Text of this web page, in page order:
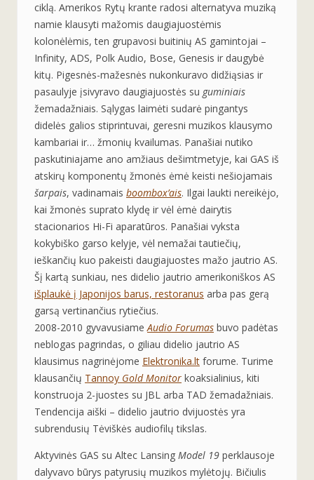
ciklą. Amerikos Rytų krante radosi alternatyva muziką
namie klausyti mažomis daugiajuostėmis
kolonėlėmis, ten grupavosi buitinių AS gamintojai –
Infinity, ADS, Polk Audio, Bose, Genesis ir daugybė
kitų. Pigesnės-mažesnės nukonkuravo didžiąsias ir
pasaulyje įsivyravo daugiajuostės su guminiais
žemadažniais. Sąlygas laimėti sudarė pingantys
didelės galios stiprintuvai, geresni muzikos klausymo
kambariai ir… žmonių kvailumas. Panašiai nutiko
paskutiniajame ano amžiaus dešimtmetyje, kai GAS iš
atskirų komponentų žmonės ėmė keisti nešiojamais
šarpais, vadinamais boombox’ais. Ilgai laukti nereikėjo,
kai žmonės suprato klydę ir vėl ėmė dairytis
stacionarios Hi-Fi aparatūros. Panašiai vyksta
kokybiško garso kelyje, vėl nemažai tautiečių,
ieškančių kuo pakeisti daugiajuostes mažo jautrio AS.
Šį kartą sunkiau, nes didelio jautrio amerikoniškos AS
išplaukė į Japonijos barus, restoranus arba pas gerą
garsą vertinančius rytiečius.
2008-2010 gyvavusiameAudio Forumas buvo padėtas
neblogas pagrindas, o giliau didelio jautrio AS
klausimus nagrinėjome Elektronika.lt forume. Turime
klausančių Tannoy Gold Monitor koaksialinius, kiti
konstruoja 2-juostes su JBL arba TAD žemadažniais.
Tendencija aiški – didelio jautrio dvijuostės yra
subrendusių Tėviškės audiofilų tikslas.
Aktyvinės GAS su Altec Lansing Model 19 perklausoje
dalyvavo būrys patyrusių muzikos mylėtojų. Bičiulis